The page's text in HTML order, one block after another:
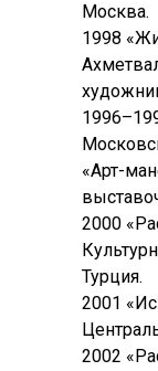
Москва.
1998
«Арт-
2000
Турция.
2001
2002